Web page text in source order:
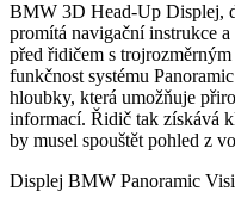
BMW 3D Head-Up Displej,
promítá navigační instrukce a
před řidičem s
funkčnost systému
hloubky, která umožňuje
informací. Řidič tak získává
by musel spouštět pohled z
Displej BMW Panoramic